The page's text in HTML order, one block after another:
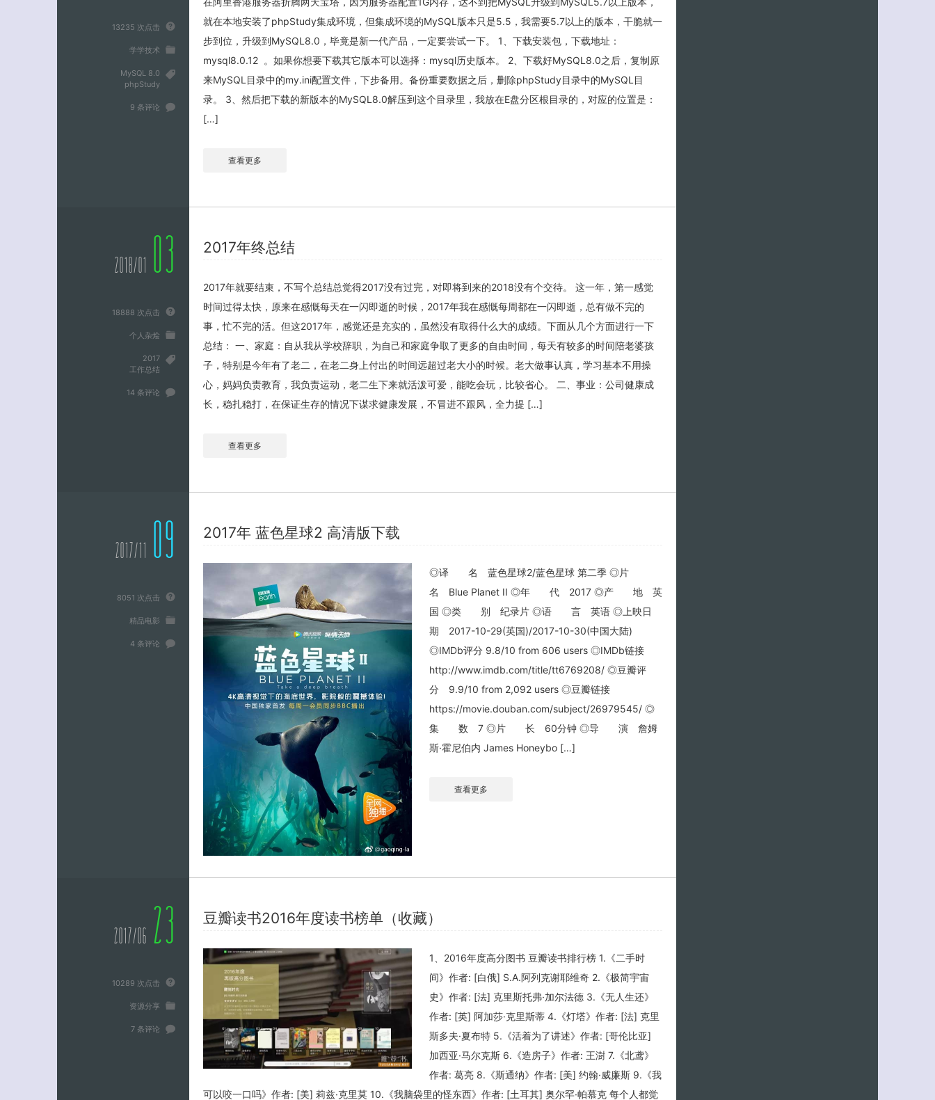
就在本地安装了phpStudy集成环境，但集成环境的MySQL版本只是5.5，我需要5.7以上的版本，干脆就一
步到位，升级到MySQL8.0，毕竟是新一代产品，一定要尝试一下。 1、下载安装包，下载地址：
mysql8.0.12 。如果你想要下载其它版本可以选择：mysql历史版本。 2、下载好MySQL8.0之后，复制原
来MySQL目录中的my.ini配置文件，下步备用。备份重要数据之后，删除phpStudy目录中的MySQL目
录。 3、然后把下载的新版本的MySQL8.0解压到这个目录里，我放在E盘分区根目录的，对应的位置是：
[…]
查看更多
13235 次点击
学学技术
MySQL 8.0
phpStudy
9 条评论
2017年终总结
2017年就要结束，不写个总结总觉得2017没有过完，对即将到来的2018没有个交待。 这一年，第一感觉
时间过得太快，原来在感慨每天在一闪即逝的时候，2017年我在感慨每周都在一闪即逝，总有做不完的
事，忙不完的活。但这2017年，感觉还是充实的，虽然没有取得什么大的成绩。下面从几个方面进行一下
总结： 一、家庭：自从我从学校辞职，为自己和家庭争取了更多的自由时间，每天有较多的时间陪老婆孩
子，特别是今年有了老二，在老二身上付出的时间远超过老大小的时候。老大做事认真，学习基本不用操
心，妈妈负责教育，我负责运动，老二生下来就活泼可爱，能吃会玩，比较省心。 二、事业：公司健康成
长，稳扎稳打，在保证生存的情况下谋求健康发展，不冒进不跟风，全力提 […]
查看更多
2018/01 03
18888 次点击
个人杂烩
2017
工作总结
14 条评论
2017年 蓝色星球2 高清版下载
◎译 名 蓝色星球2/蓝色星球 第二季 ◎片
名 Blue Planet II ◎年 代 2017 ◎产 地 英
国 ◎类 别 纪录片 ◎语 言 英语 ◎上映日
期 2017-10-29(英国)/2017-10-30(中国大陆)
◎IMDb评分 9.8/10 from 606 users ◎IMDb链接
http://www.imdb.com/title/tt6769208/ ◎豆瓣评
分 9.9/10 from 2,092 users ◎豆瓣链接
https://movie.douban.com/subject/26979545/ ◎
集 数 7 ◎片 长 60分钟 ◎导 演 詹姆
斯·霍尼伯内 James Honeybo […]
查看更多
2017/11 09
8051 次点击
精品电影
4 条评论
豆瓣读书2016年度读书榜单（收藏）
1、2016年度高分图书 豆瓣读书排行榜 1.《二手时
间》作者: [白俄] S.A.阿列克谢耶维奇 2.《极简宇宙
史》作者: [法] 克里斯托弗·加尔法德 3.《无人生还》
作者: [英] 阿加莎·克里斯蒂 4.《灯塔》作者: [法] 克里
斯多夫·夏布特 5.《活着为了讲述》作者: [哥伦比亚]
加西亚·马尔克斯 6.《造房子》作者: 王澍 7.《北鸢》
作者: 葛亮 8.《斯通纳》作者: [美] 约翰·威廉斯 9.《我
可以咬一口吗》作者: [美] 莉兹·克里莫 10.《我脑袋里的怪东西》作者: [土耳其] 奥尔罕·帕慕克 每个人都觉
2017/06 23
10289 次点击
资源分享
7 条评论
关闭弹窗